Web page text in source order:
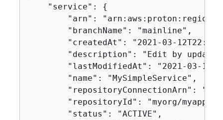
    "service":
{
"arn":
        "branchName": "mainline",
"createdAt": "2021-03-
"description": "Edit by
"lastModifiedAt": "2021-03-
        "name": "MySimpleService",
"repositoryConnectionArn":
        "repositoryId": "myorg/myapp",
        "status": "ACTIVE",